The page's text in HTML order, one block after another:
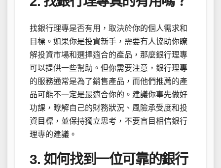
找銀行理專是否有用，取決於你的個人需求和
目標。如果你是投資新手，需要有人協助你瞭
解投資市場和選擇適合的產品，那麼銀行理專
可以提供一些幫助。但你需要注意，銀行理專
的服務通常是為了銷售產品，而他們推薦的產
品可能不一定是最適合你的。建議你事先做好
功課，瞭解自己的財務狀況、風險承受度和投
資目標，並保持獨立思考，不要盲目相信銀行
理專的建議。
3. 如何找到一位可靠的銀行